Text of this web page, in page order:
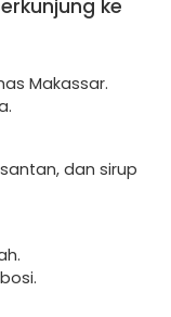
ke
Makassar.
dan sirup